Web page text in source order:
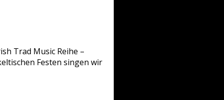
Trad Music Reihe –
Festen singen wir